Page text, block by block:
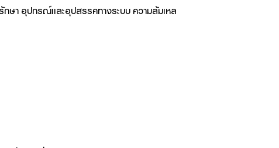
กษา อุปกรณ์และอุปสรรคทางระบบ ความล้มเหล